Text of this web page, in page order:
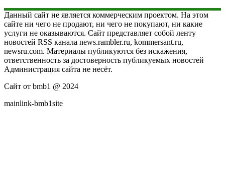
Данный сайт не является коммерческим проектом. На этом
сайте ни чего не продают, ни чего не покупают, ни какие
услуги не оказываются. Сайт представляет собой ленту
новостей RSS канала news.rambler.ru, kommersant.ru,
newsru.com. Материалы публикуются без искажения,
ответственность за достоверность публикуемых новостей
Администрация сайта не несёт.
Сайт от bmb1 @ 2024
mainlink-bmb1site